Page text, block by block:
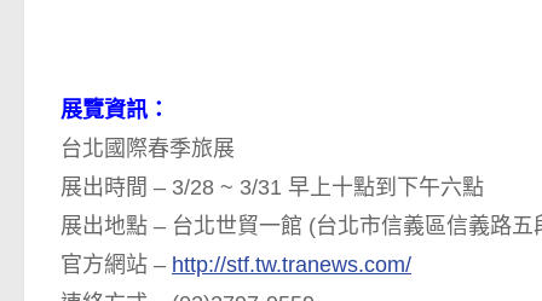
展覽資訊：
台北國際春季旅展
展出時間 – 3/28 ~ 3/31 早上十點到下午六點
展出地點 – 台北世貿一館 (台北市信義區信義路五
官方網站 – http://stf.tw.tranews.com/